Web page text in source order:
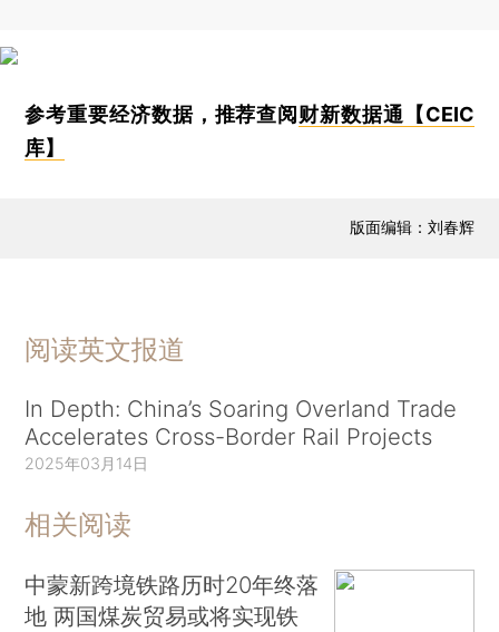
参考重要经济数据，推荐查阅 财新数据通【CEIC
库】
版面编辑：刘春辉
阅读英文报道
In Depth: China’s Soaring Overland Trade
Accelerates Cross-Border Rail Projects
2025年03月14日
相关阅读
中蒙新跨境铁路历时20年终落
地 两国煤炭贸易或将实现铁